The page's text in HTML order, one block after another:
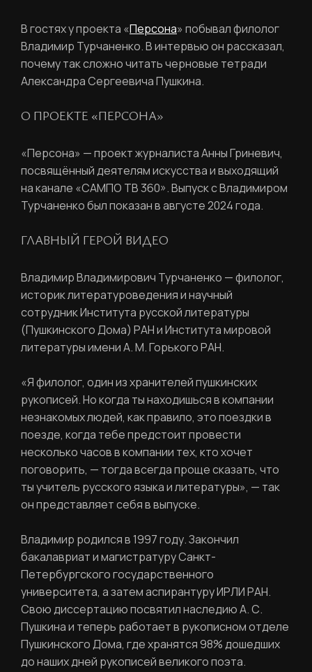
В гостях у проекта «Персона» побывал филолог
Владимир Турчаненко. В интервью он рассказал,
почему так сложно читать черновые тетради
Александра Сергеевича Пушкина.
О ПРОЕКТЕ «ПЕРСОНА»
«Персона» — проект журналиста Анны Гриневич,
посвящённый деятелям искусства и выходящий
на канале «САМПО ТВ 360». Выпуск с Владимиром
Турчаненко был показан в августе 2024 года.
ГЛАВНЫЙ ГЕРОЙ ВИДЕО
Владимир Владимирович Турчаненко — филолог,
историк литературоведения и научный
сотрудник Института русской литературы
(Пушкинского Дома) РАН и Института мировой
литературы имени А. М. Горького РАН.
«Я филолог, один из хранителей пушкинских
рукописей. Но когда ты находишься в компании
незнакомых людей, как правило, это поездки в
поезде, когда тебе предстоит провести
несколько часов в компании тех, кто хочет
поговорить, — тогда всегда проще сказать, что
ты учитель русского языка и литературы», — так
он представляет себя в выпуске.
Владимир родился в 1997 году. Закончил
бакалавриат и магистратуру Санкт-
Петербургского государственного
университета, а затем аспирантуру ИРЛИ РАН.
Свою диссертацию посвятил наследию А. С.
Пушкина и теперь работает в рукописном отделе
Пушкинского Дома, где хранятся 98% дошедших
до наших дней рукописей великого поэта.